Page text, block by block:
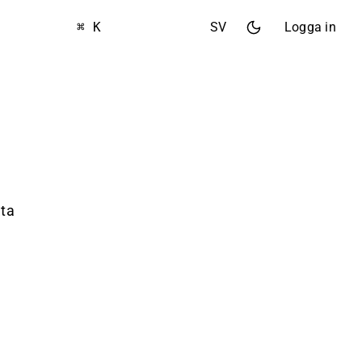
⌘ K SV Logga in